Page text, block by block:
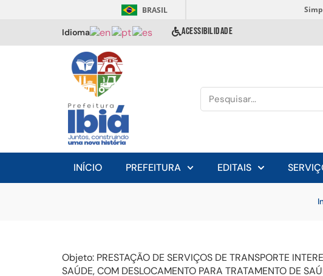
BRASIL
Idioma ACESSIBILIDADE
INÍCIO PREFEITURA EDITAIS
Objeto: PRESTAÇÃO DE SERVIÇOS DE TRANSPORTE
SAÚDE, COM DESLOCAMENTO PARA TRATAMENTO DE